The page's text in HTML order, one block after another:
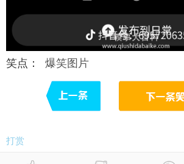
笑点： 爆笑图片
打赏